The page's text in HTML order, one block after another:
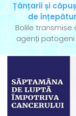
Țânțarii și
de
Bolile
agenți patogeni